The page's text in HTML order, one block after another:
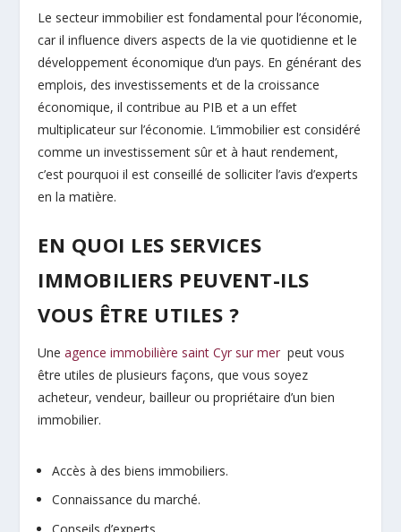
Le secteur immobilier est fondamental pour l’économie,
car il influence divers aspects de la vie quotidienne et le
développement économique d’un pays. En générant des
emplois, des investissements et de la croissance
économique, il contribue au PIB et a un effet
multiplicateur sur l’économie. L’immobilier est considéré
comme un investissement sûr et à haut rendement,
c’est pourquoi il est conseillé de solliciter l’avis d’experts
en la matière.
EN QUOI LES SERVICES
IMMOBILIERS PEUVENT-ILS
VOUS ÊTRE UTILES ?
Uneagence immobilière saint Cyr sur mer peut vous
être utiles de plusieurs façons, que vous soyez
acheteur, vendeur, bailleur ou propriétaire d’un bien
immobilier.
Accès à des biens immobiliers.
Connaissance du marché.